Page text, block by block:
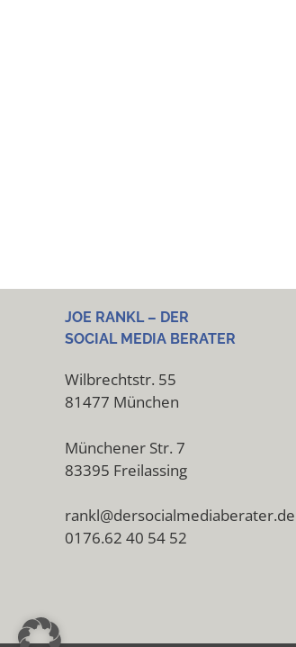
JOE RANKL – DER
SOCIAL MEDIA BERATER
Wilbrechtstr. 55
81477 München
Münchener Str. 7
83395 Freilassing
rankl@dersocialmediaberater.de
0176.62 40 54 52